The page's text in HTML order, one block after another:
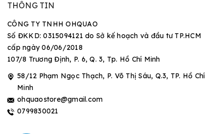
THÔNG TIN
CÔNG TY TNHH OHQUAO
Số ĐKKD: 0315094121 do Sở kế hoạch và đầu tư TP.HCM
cấp ngày 06/06/2018
107/8 Trương Định, P. 6, Q. 3, Tp. Hồ Chí Minh
58/12 Phạm Ngọc Thạch, P. Võ Thị Sáu, Q.3, TP. Hồ Chí
Minh
ohquaostore@gmail.com
0799830021